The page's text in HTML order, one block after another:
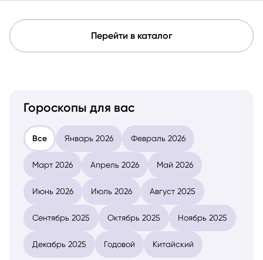
Перейти в каталог
Гороскопы для вас
Все Январь 2026 Февраль 2026
Март 2026 Апрель 2026 Май 2026
Июнь 2026 Июль 2026 Август 2025
Сентябрь 2025 Октябрь 2025 Ноябрь 2025
Декабрь 2025 Годовой Китайский